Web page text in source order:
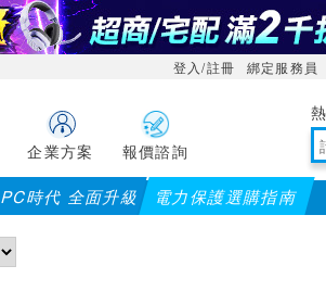
登入/註冊 綁定服務員
企業方案 報價諮詢
時代 全面升級 電力保護選購指南
【PX大通】全館滿千折百(部分品